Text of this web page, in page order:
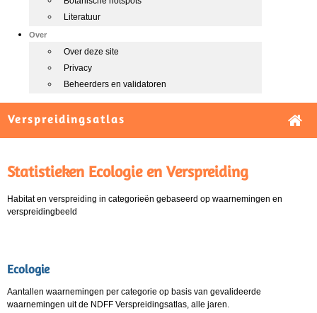
Literatuur
Over
Over deze site
Privacy
Beheerders en validatoren
Verspreidingsatlas
Statistieken Ecologie en Verspreiding
Habitat en verspreiding in categorieën gebaseerd op waarnemingen en
verspreidingbeeld
Ecologie
Aantallen waarnemingen per categorie op basis van gevalideerde
waarnemingen uit de NDFF Verspreidingsatlas, alle jaren.